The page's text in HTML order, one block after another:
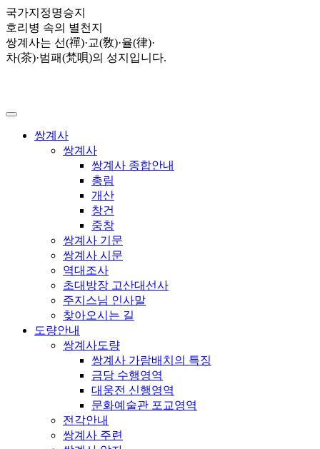
국가지정명승지
호리병 속의 별천지
쌍계사는 선(禪)·교(敎)·율(律)·
차(茶)·범패(梵唄)의 성지입니다.
쌍계사
쌍계사
쌍계사 종합안내
총림
개산
창건
중창
쌍계사 기문
쌍계사 시문
역대조사
초대방장 고산대선사
주지스님 인사말
찾아오시는 길
도량안내
쌍계사도량
쌍계사 가람배치의 특징
금당 수행영역
대웅전 신행영역
문화예술관 포교영역
전각안내
쌍계사 주련